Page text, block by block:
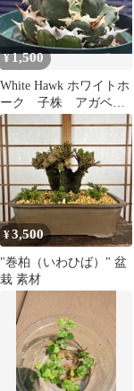
¥1,500
White Hawk ホワイトホ
ーク 子株 アガベ
チタノタ
¥3,500
"巻柏（いわひば）" 盆
栽 素材